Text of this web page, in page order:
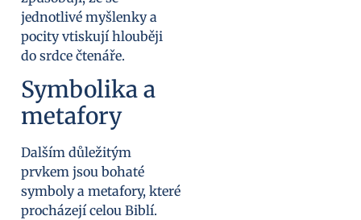
jednotlivé myšlenky a
pocity vtiskují hlouběji
do srdce čtenáře.
Symbolika a
metafory
Dalším důležitým
prvkem jsou bohaté
symboly a metafory, které
procházejí celou Biblí.